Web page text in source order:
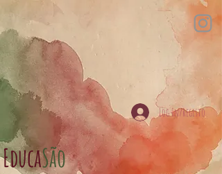
Log In/Registo
Educa​São